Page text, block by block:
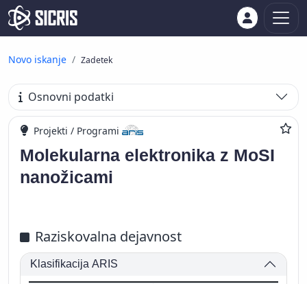
Novo iskanje Zadetek
Osnovni podatki
Projekti / Programi
Molekularna elektronika z MoSI
nanožicami
Raziskovalna dejavnost
Klasifikacija ARIS